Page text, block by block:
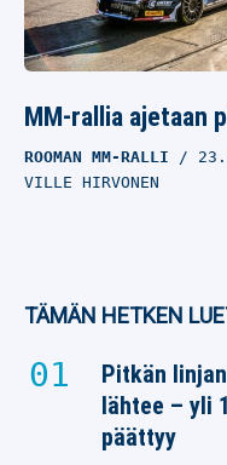
MM-rallia ajetaan
ROOMAN MM-RALLI
VILLE HIRVONEN
TÄMÄN HETKEN
Pitkän
lähtee – yli
päättyy